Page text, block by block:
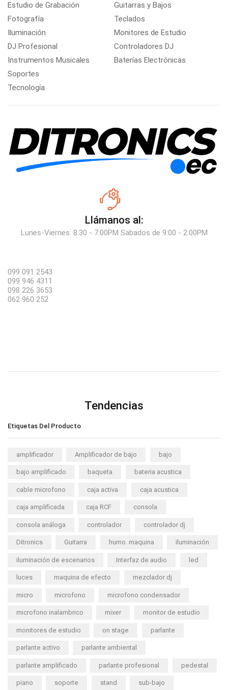
Estudio de Grabación
Fotografía
Iluminación
DJ Profesional
Instrumentos Musicales
Soportes
Tecnología
Guitarras y Bajos
Teclados
Monitores de Estudio
Controladores DJ
Baterías Electrónicas
Llámanos al:
Lunes-Viernes: 8:30 - 7:00PM Sabados de 9:00 - 2:00PM
099 091 2543
099 946 4311
098 226 3653
062 960 252
Tendencias
Etiquetas Del Producto
amplificador Amplificador de bajo bajo
bajo amplificado baqueta bateria acustica
cable microfono caja activa caja acustica
caja amplificada caja RCF consola
consola análoga controlador controlador dj
Ditronics Guitarra humo. maquina iluminación
iluminación de escenarios Interfaz de audio led
luces maquina de efecto mezclador dj
micro microfono microfono condensador
microfono inalambrico mixer monitor de estudio
monitores de estudio on stage parlante
parlante activo parlante ambiental
parlante amplificado parlante profesional pedestal
piano soporte stand sub-bajo